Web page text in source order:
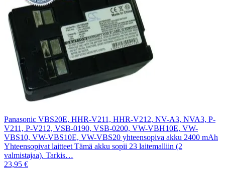
Panasonic VBS20E, HHR-V211, HHR-V212, NV-A3, NVA3, P-
V211, P-V212, VSB-0190, VSB-0200, VW-VBH10E, VW-
VBS10, VW-VBS10E, VW-VBS20 yhteensopiva akku 2400 mAh
Yhteensopivat laitteet Tämä akku sopii 23 laitemalliin (2
valmistajaa). Tarkis…
23,95 €